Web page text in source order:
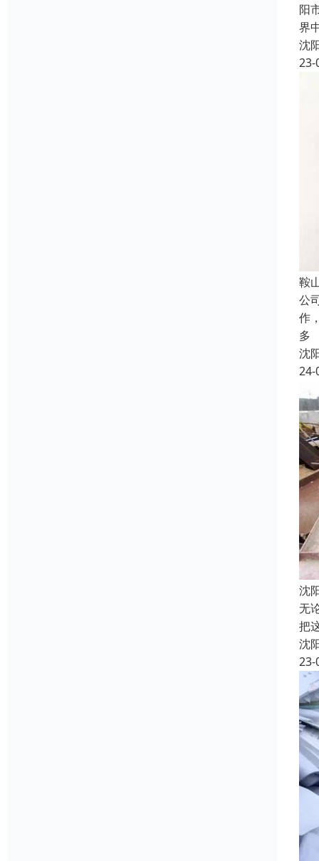
阳
界
沈
23-
鞍
公
作
多
沈
24-
沈
无
把
沈
23-